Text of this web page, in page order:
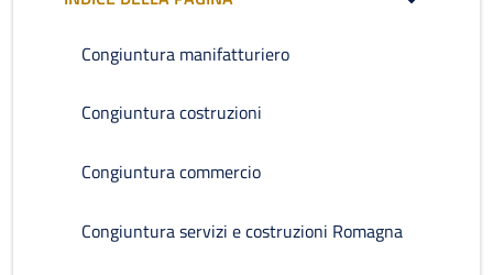
Congiuntura manifatturiero
Congiuntura costruzioni
Congiuntura commercio
Congiuntura servizi e costruzioni Romagna